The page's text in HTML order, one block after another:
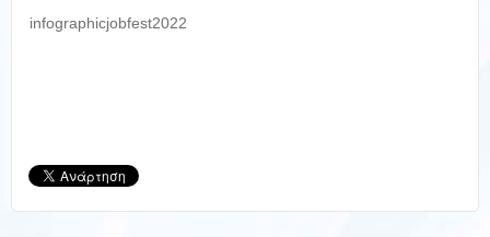
infographicjobfest2022